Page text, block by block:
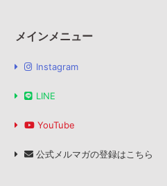
メインメニュー
Instagram
LINE
YouTube
公式メルマガの登録はこちら